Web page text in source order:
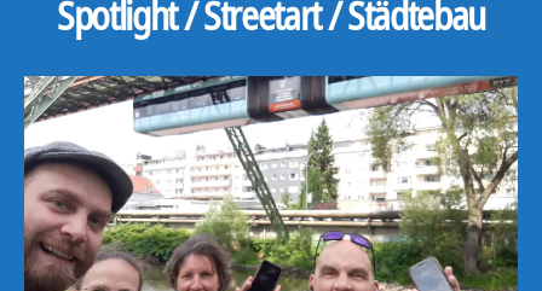
Spotlight / Streetart / Städtebau